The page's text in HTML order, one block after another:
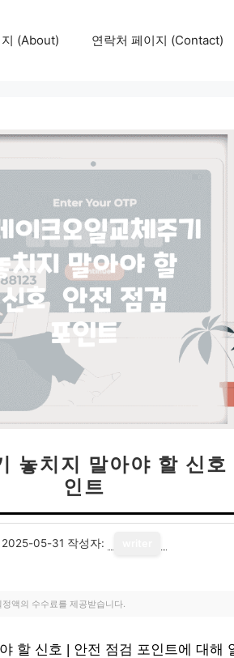
(About) 연락처 페이지 (Contact)
놓치지 말아야 할 신
인트
2025-05-31 작성자:
액의 수수료를 제공받습니다.
할 신호 | 안전 점검 포인트에 대해